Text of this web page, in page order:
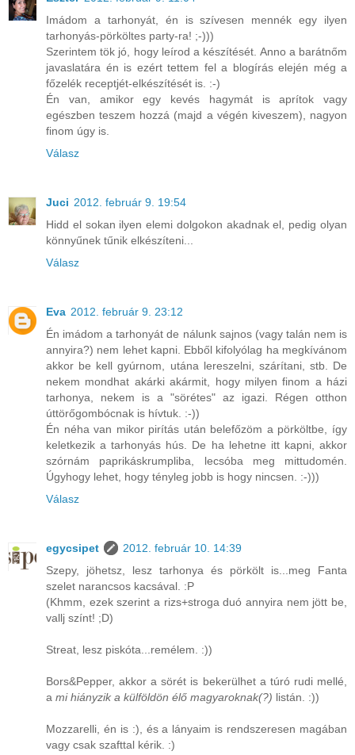
Imádom a tarhonyát, én is szívesen mennék egy ilyen
tarhonyás-pörköltes party-ra! ;-)))
Szerintem tök jó, hogy leírod a készítését. Anno a barátnőm
javaslatára én is ezért tettem fel a blogírás elején még a
főzelék receptjét-elkészítését is. :-)
Én van, amikor egy kevés hagymát is aprítok vagy
egészben teszem hozzá (majd a végén kiveszem), nagyon
finom úgy is.
Válasz
Juci 2012. február 9. 19:54
Hidd el sokan ilyen elemi dolgokon akadnak el, pedig olyan
könnyűnek tűnik elkészíteni...
Válasz
Eva 2012. február 9. 23:12
Én imádom a tarhonyát de nálunk sajnos (vagy talán nem is
annyira?) nem lehet kapni. Ebből kifolyólag ha megkívánom
akkor be kell gyúrnom, utána lereszelni, szárítani, stb. De
nekem mondhat akárki akármit, hogy milyen finom a házi
tarhonya, nekem is a "sörétes" az igazi. Régen otthon
úttörőgombócnak is hívtuk. :-))
Én néha van mikor pirítás után belefőzöm a pörköltbe, így
keletkezik a tarhonyás hús. De ha lehetne itt kapni, akkor
szórnám paprikáskrumpliba, lecsóba meg mittudomén.
Úgyhogy lehet, hogy tényleg jobb is hogy nincsen. :-)))
Válasz
egycsipet
2012. február 10. 14:39
Szepy, jöhetsz, lesz tarhonya és pörkölt is...meg Fanta
szelet narancsos kacsával. :P
(Khmm, ezek szerint a rizs+stroga duó annyira nem jött be,
vallj színt! ;D)
Streat, lesz piskóta...remélem. :))
Bors&Pepper, akkor a sörét is bekerülhet a túró rudi mellé,
a mi hiányzik a külföldön élő magyaroknak(?) listán. :))
Mozzarelli, én is :), és a lányaim is rendszeresen magában
vagy csak szafttal kérik. :)